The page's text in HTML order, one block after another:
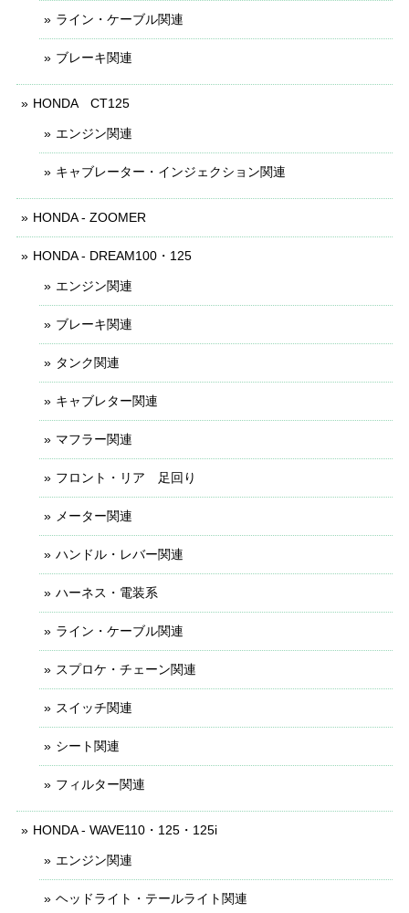
ライン・ケーブル関連
ブレーキ関連
HONDA CT125
エンジン関連
キャブレーター・インジェクション関連
HONDA - ZOOMER
HONDA - DREAM100・125
エンジン関連
ブレーキ関連
タンク関連
キャブレター関連
マフラー関連
フロント・リア 足回り
メーター関連
ハンドル・レバー関連
ハーネス・電装系
ライン・ケーブル関連
スプロケ・チェーン関連
スイッチ関連
シート関連
フィルター関連
HONDA - WAVE110・125・125i
エンジン関連
ヘッドライト・テールライト関連